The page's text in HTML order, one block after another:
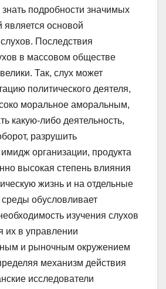
подробности значимых
является основой
Последствия
в массовом обществе
Так, слух может
политического деятеля,
моральное аморальным,
какую-либо деятельность,
разрушить
организации, продукта
высокая степень влияния
жизнь и на отдельные
обусловливает
изучения слухов
их в управлении
и рыночным окружением
механизм действия
исследователи